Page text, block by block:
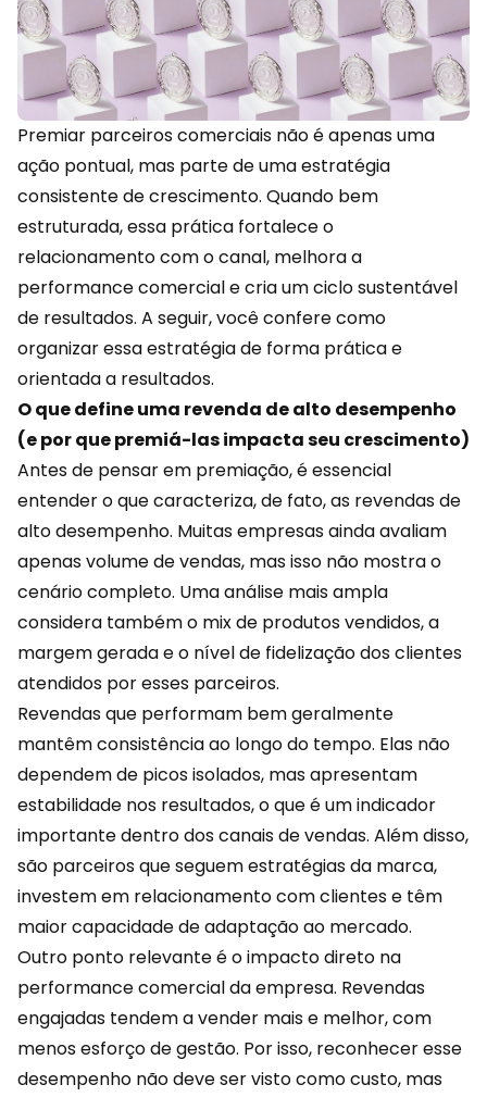
Premiar parceiros comerciais não é apenas uma
ação pontual, mas parte de uma estratégia
consistente de crescimento. Quando bem
estruturada, essa prática fortalece o
relacionamento com o canal, melhora a
performancecomerciale cria um ciclo sustentável
de resultados. A seguir, você confere como
organizar essa estratégia de forma prática e
orientada a resultados.
O que define uma revenda de alto desempenho
(e por que premiá-las impacta seu crescimento)
Antes de pensar em premiação, é essencial
entender o que caracteriza, de fato, as revendas de
alto desempenho. Muitas empresas ainda avaliam
apenas volume de vendas, mas isso não mostra o
cenário completo. Uma análise mais ampla
considera também o mix de produtos vendidos, a
margem gerada e o nível de fidelizaçãodos clientes
atendidos por esses parceiros.
Revendas que performam bem geralmente
mantêm consistência ao longo do tempo. Elas não
dependem de picos isolados, mas apresentam
estabilidade nos resultados, o que é um indicador
importante dentro dos canais de vendas. Além disso,
são parceiros que seguem estratégias da marca,
investem em relacionamento com clientes e têm
maior capacidade de adaptação ao mercado.
Outro ponto relevante é o impacto direto na
performance comercial da empresa. Revendas
engajadas tendem a vender mais e melhor, com
menos esforço de gestão. Por isso, reconhecer esse
desempenho não deve ser visto como custo, mas